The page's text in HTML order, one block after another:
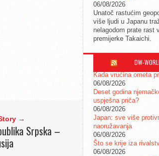
→
Srpska –
06/08/2026
Unatoč rastućim
više ljudi u Japanu
nelagodom prate rast
premijerke Takaichi.
DW-
Kada vrućina ometa
06/08/2026
Deset godina
uspješna priča?
06/08/2026
Japan: sve više
naoružavanja
06/08/2026
Što se krije iza
06/08/2026